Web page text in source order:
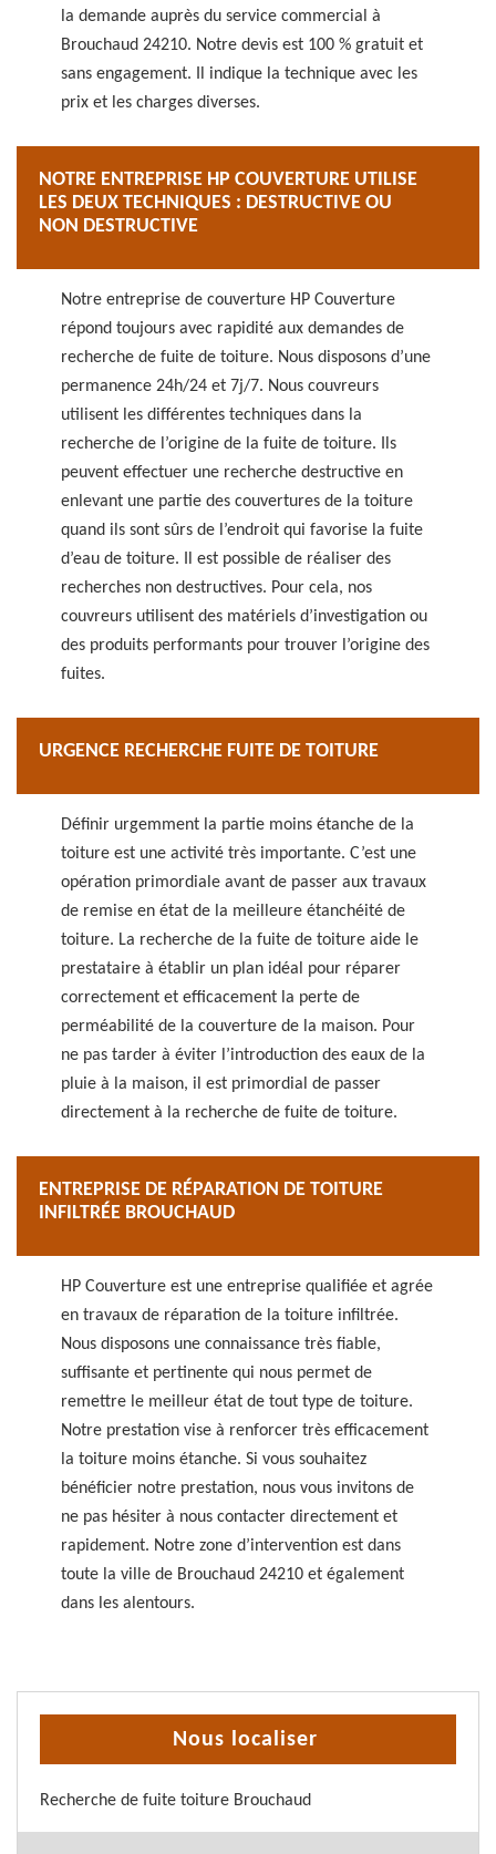
la demande auprès du service commercial à
Brouchaud 24210. Notre devis est 100 % gratuit et
sans engagement. Il indique la technique avec les
prix et les charges diverses.
NOTRE ENTREPRISE HP COUVERTURE UTILISE
LES DEUX TECHNIQUES : DESTRUCTIVE OU
NON DESTRUCTIVE
Notre entreprise de couverture HP Couverture
répond toujours avec rapidité aux demandes de
recherche de fuite de toiture. Nous disposons d’une
permanence 24h/24 et 7j/7. Nous couvreurs
utilisent les différentes techniques dans la
recherche de l’origine de la fuite de toiture. Ils
peuvent effectuer une recherche destructive en
enlevant une partie des couvertures de la toiture
quand ils sont sûrs de l’endroit qui favorise la fuite
d’eau de toiture. Il est possible de réaliser des
recherches non destructives. Pour cela, nos
couvreurs utilisent des matériels d’investigation ou
des produits performants pour trouver l’origine des
fuites.
URGENCE RECHERCHE FUITE DE TOITURE
Définir urgemment la partie moins étanche de la
toiture est une activité très importante. C’est une
opération primordiale avant de passer aux travaux
de remise en état de la meilleure étanchéité de
toiture. La recherche de la fuite de toiture aide le
prestataire à établir un plan idéal pour réparer
correctement et efficacement la perte de
perméabilité de la couverture de la maison. Pour
ne pas tarder à éviter l’introduction des eaux de la
pluie à la maison, il est primordial de passer
directement à la recherche de fuite de toiture.
ENTREPRISE DE RÉPARATION DE TOITURE
INFILTRÉE BROUCHAUD
HP Couverture est une entreprise qualifiée et agrée
en travaux de réparation de la toiture infiltrée.
Nous disposons une connaissance très fiable,
suffisante et pertinente qui nous permet de
remettre le meilleur état de tout type de toiture.
Notre prestation vise à renforcer très efficacement
la toiture moins étanche. Si vous souhaitez
bénéficier notre prestation, nous vous invitons de
ne pas hésiter à nous contacter directement et
rapidement. Notre zone d’intervention est dans
toute la ville de Brouchaud 24210 et également
dans les alentours.
Nous localiser
Recherche de fuite toiture Brouchaud